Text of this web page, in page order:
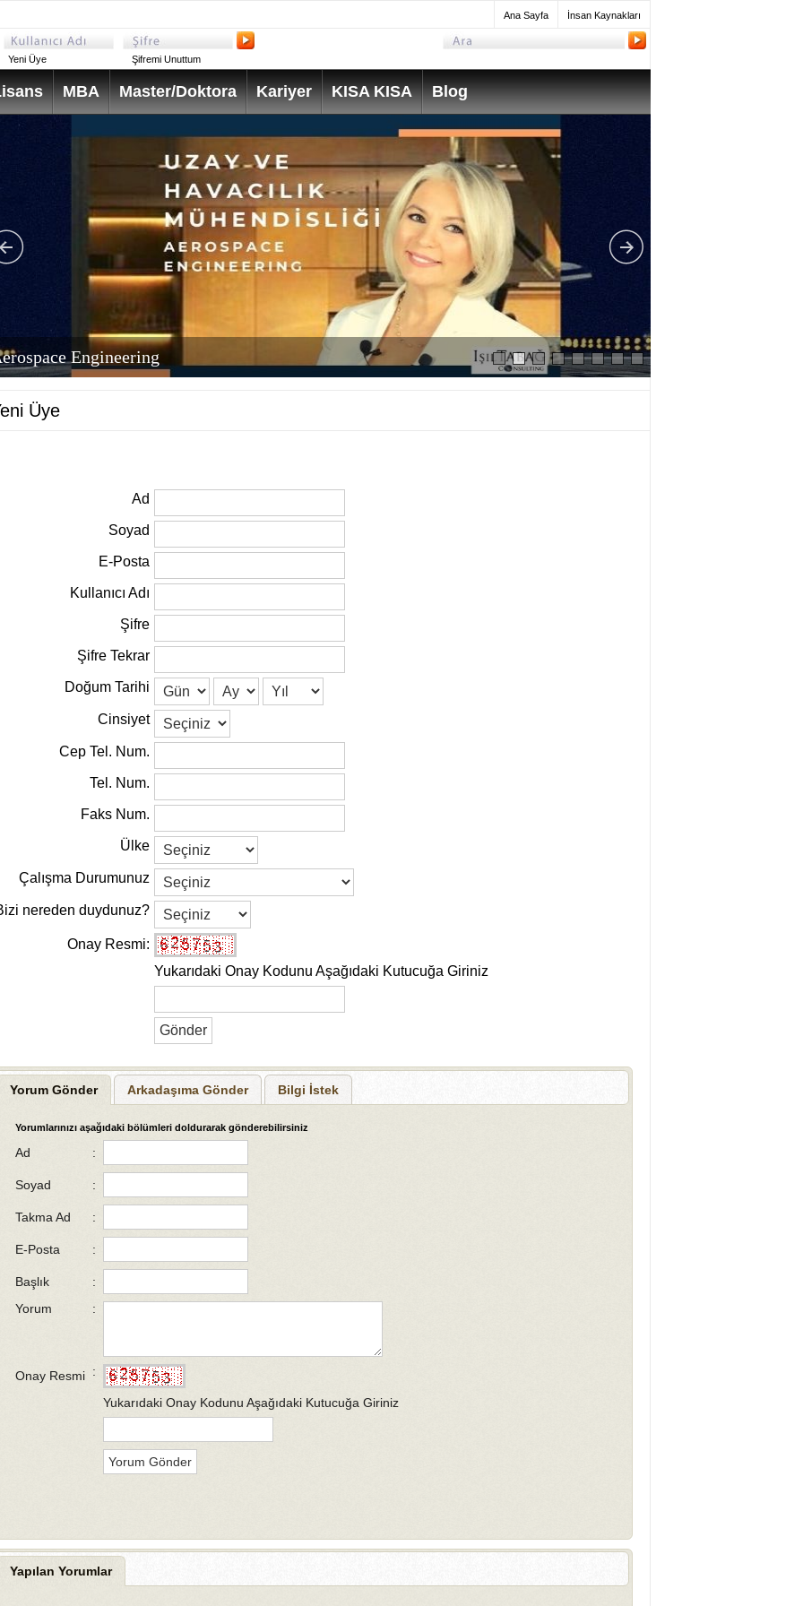
Ana Sayfa İnsan Kaynakları
Yeni Üye Şifremi Unuttum
MBA Master/Doktora Kariyer KISA KISA Blog
Engineering
Üye
Ad
Soyad
E-Posta
Kullanıcı Adı
Şifre
Şifre Tekrar
Doğum Tarihi
Cinsiyet
Cep Tel. Num.
Tel. Num.
Faks Num.
Ülke
Çalışma Durumunuz
nereden duydunuz?
Onay Resmi:
Yukarıdaki Onay Kodunu Aşağıdaki Kutucuğa Giriniz
Yorum Gönder Arkadaşıma Gönder Bilgi İstek
Yorumlarınızı aşağıdaki bölümleri doldurarak gönderebilirsiniz
Ad :
Soyad :
Takma Ad :
E-Posta :
Başlık
:
Yorum
:
Onay Resmi :
Yukarıdaki Onay Kodunu Aşağıdaki Kutucuğa Giriniz
Yapılan Yorumlar